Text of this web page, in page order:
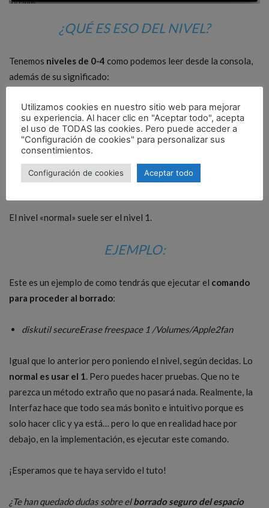
¿QUÉ ES ESO DEL NIVEL?
Tenemos niveles de 0-4 como podemos leer desde la consola,
además de su significado:
0: 1 pasada de ceros.
1: 1 pasada de números aleatorios.
2: US DoD 7.
3: Mediante el algoritmo Gutmann con 35 patrones
diferentes.
4: Mediante US DoE. 3 veces.
El nivel «normal» suele ser el nivel 1.
EJEMPLO:
Este es un ejemplo de como tendrás que ejecutar el comando
para proceder al borrado:
diskutil secureErase freespace 1 /Volumes/Apple2fan
Igual que lo anterior pero poniendo el nivel, según decidas. Lo
normal es usar el 1. Pero puedes hacer pruebas. Que no te
parezca un método extraño que no pasará nada. Realmente, la
Interfaz hace que todo sea más bonito e intuitivo porque es
solo hacer clic y ya está… pero lo que en realidad hace por
debajo, en la implementación, es ejecutar este comando.
¡Esperamos que te haya servido el tuto!
¿Te han quedado dudas sobre elborrado seguro del espacio
Utilizamos cookies en nuestro sitio web para mejorar
su experiencia. Al hacer clic en "Aceptar todo", acepta
el uso de TODAS las cookies. Pero puede acceder a
"Configuración de cookies" para personalizar sus
consentimientos.
Configuración de cookies Aceptar todo